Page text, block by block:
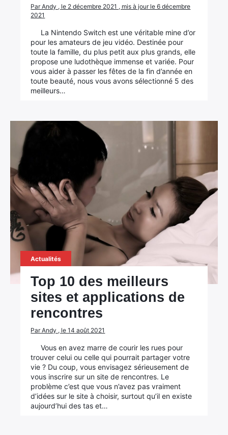
Par Andy , le 2 décembre 2021 , mis à jour le 6 décembre
2021
La Nintendo Switch est une véritable mine d’or
pour les amateurs de jeu vidéo. Destinée pour
toute la famille, du plus petit aux plus grands, elle
propose une ludothèque immense et variée. Pour
vous aider à passer les fêtes de la fin d’année en
toute beauté, nous vous avons sélectionné 5 des
meilleurs…
Actualités
Top 10 des meilleurs
sites et applications de
rencontres
Par Andy , le 14 août 2021
Vous en avez marre de courir les rues pour
trouver celui ou celle qui pourrait partager votre
vie ? Du coup, vous envisagez sérieusement de
vous inscrire sur un site de rencontres. Le
problème c’est que vous n’avez pas vraiment
d’idées sur le site à choisir, surtout qu’il en existe
aujourd’hui des tas et…